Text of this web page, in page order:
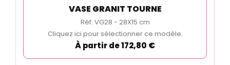
VASE GRANIT TOURNE
Réf. VG28 - 28X15 cm
Cliquez ici pour sélectionner ce modèle.
À partir de 172,80 €